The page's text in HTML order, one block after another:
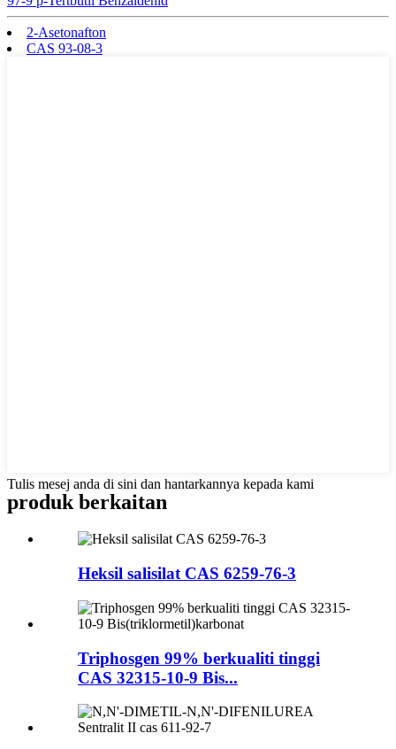
2-Asetonafton
CAS 93-08-3
Tulis mesej anda di sini dan hantarkannya kepada kami
produk berkaitan
Heksil salisilat CAS 6259-76-3
Triphosgen 99% berkualiti tinggi
CAS 32315-10-9 Bis...